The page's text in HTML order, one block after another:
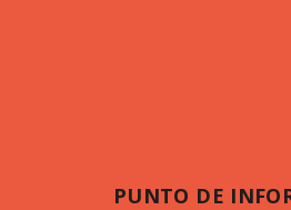
PUNTO DE